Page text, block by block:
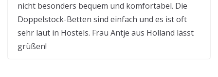
nicht besonders bequem und komfortabel. Die
Doppelstock-Betten sind einfach und es ist oft
sehr laut in Hostels. Frau Antje aus Holland lässt
grüßen!